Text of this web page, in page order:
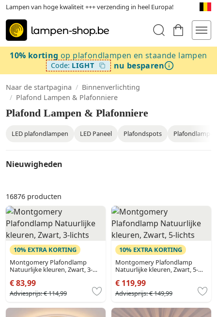
Lampen van hoge kwaliteit +++ verzending in heel Europa!
10% korting op plafondlampen en staande lampen
Code: LIGHT nu besparen
Naar de startpagina / Binnenverlichting
/ Plafond Lampen & Plafonniere
Plafond Lampen & Plafonniere
LED plafondlampen LED Paneel Plafondspots
Nieuwigheden
16876 producten
10% EXTRA KORTING
Montgomery Plafondlamp
Natuurlijke kleuren, Zwart, 3-
€ 83,99
Adviesprijs:€ 114,99
10% EXTRA KORTING
Montgomery Plafondlamp
Natuurlijke kleuren, Zwart, 5-
€ 119,99
Adviesprijs:€ 149,99